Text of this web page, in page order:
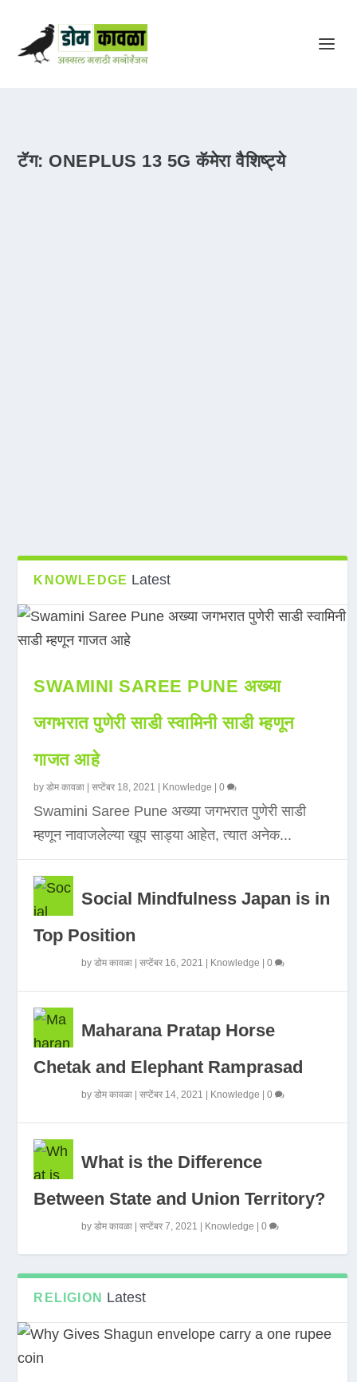
टॅग: ONEPLUS 13 5G कॅमेरा वैशिष्ट्ये
KNOWLEDGE Latest
SWAMINI SAREE PUNE अख्या
जगभरात पुणेरी साडी स्वामिनी साडी म्हणून
गाजत आहे
byडोम कावळा |सप्टेंबर 18, 2021 Knowledge |0
Swamini Saree Pune अख्या जगभरात पुणेरी साडी
म्हणून नावाजलेल्या खूप साड्या आहेत, त्यात अनेक...
Social Mindfulness Japan is in
Top Position
byडोम कावळा |सप्टेंबर 16, 2021 Knowledge |0
Maharana Pratap Horse
Chetak and Elephant Ramprasad
byडोम कावळा |सप्टेंबर 14, 2021 Knowledge |0
What is the Difference
Between State and Union Territory?
byडोम कावळा |सप्टेंबर 7, 2021 Knowledge |0
RELIGION Latest